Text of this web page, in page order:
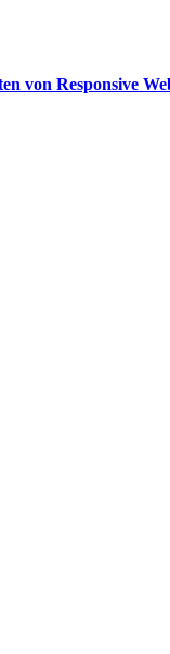
von Responsive